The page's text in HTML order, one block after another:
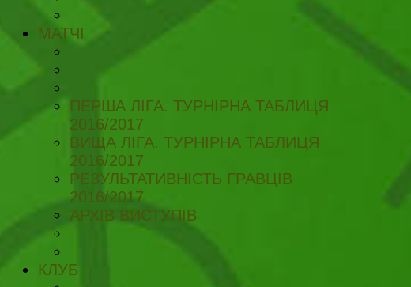
МАТЧІ
ПЕРША ЛІГА. ТУРНІРНА ТАБЛИЦЯ
2016/2017
ВИЩА ЛІГА. ТУРНІРНА ТАБЛИЦЯ
2016/2017
РЕЗУЛЬТАТИВНІСТЬ ГРАВЦІВ
2016/2017
АРХІВ ВИСТУПІВ
КЛУБ